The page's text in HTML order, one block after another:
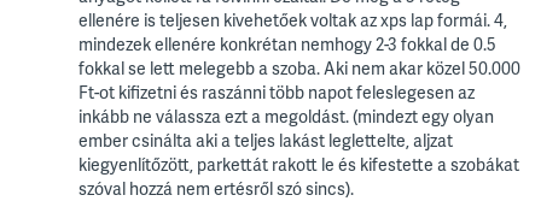
ellenére is teljesen kivehetőek voltak az xps lap formái. 4,
mindezek ellenére konkrétan nemhogy 2-3 fokkal de 0.5
fokkal se lett melegebb a szoba. Aki nem akar közel 50.000
Ft-ot kifizetni és raszánni több napot feleslegesen az
inkább ne válassza ezt a megoldást. (mindezt egy olyan
ember csinálta aki a teljes lakást leglettelte, aljzat
kiegyenlítőzött, parkettát rakott le és kifestette a szobákat
szóval hozzá nem ertésről szó sincs).